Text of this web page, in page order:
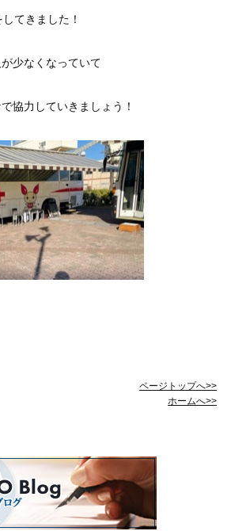
てきました！
少なくなっていて
協力していきましょう！
ページトップへ>>
ホームへ>>